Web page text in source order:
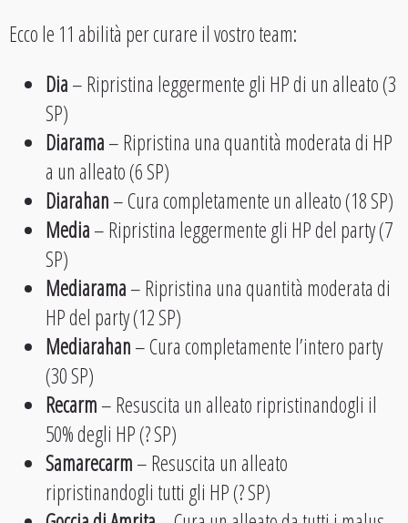
Ecco le 11 abilità per curare il vostro team:
Dia– Ripristina leggermente gli HP di un alleato (3
SP)
Diarama– Ripristina una quantità moderata di HP
a un alleato (6 SP)
Diarahan– Cura completamente un alleato (18 SP)
Media– Ripristina leggermente gli HP del party (7
SP)
Mediarama– Ripristina una quantità moderata di
HP del party (12 SP)
Mediarahan– Cura completamente l’intero party
(30 SP)
Recarm– Resuscita un alleato ripristinandogli il
50% degli HP (? SP)
Samarecarm– Resuscita un alleato
ripristinandogli tutti gli HP (? SP)